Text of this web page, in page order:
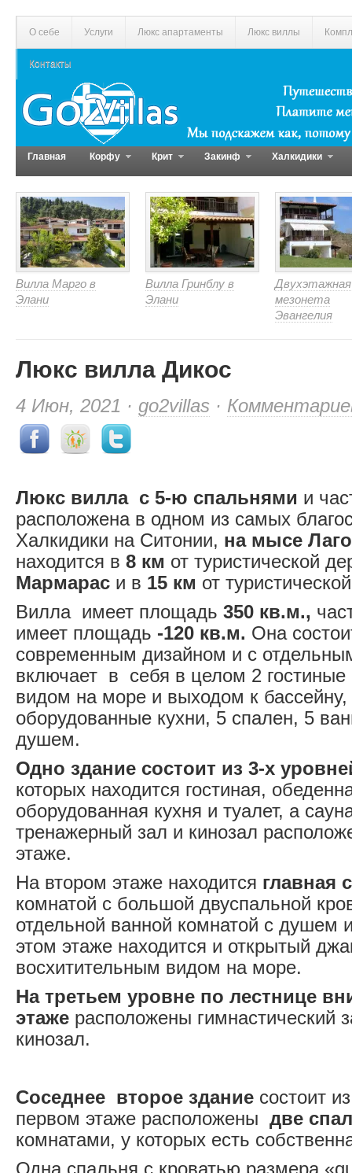
О себе Услуги Люкс апартаменты Люкс виллы
Контакты
Главная Корфу Крит Закинф Халкидики
Вилла Марго в
Элани
Вилла Гринблу в
Элани
Двухэтажная
мезонета
Эвангелия
Люкс вилла Дикос
4 Июн, 2021 · go2villas ·
Люкс вилла с 5-ю спальнями и
расположена в одном из самых
Халкидики на Ситонии, на мысе
находится в 8 км от туристической
Мармарас и в 15 км от
Вилла имеет площадь 350 кв.м.,
имеет площадь -120 кв.м. Она
современным дизайном и с
включает в себя в целом 2
видом на море и выходом к
оборудованные кухни, 5 спален, 5
душем.
Одно здание состоит из 3-х
которых находится гостиная,
оборудованная кухня и туалет, а
тренажерный зал и кинозал
этаже.
На втором этаже находится главная
комнатой с большой двуспальной
отдельной ванной комнатой с душем
этом этаже находится и открытый
восхитительным видом на море.
На третьем уровне по лестнице
этаже расположены гимнастический
кинозал.
Соседнее второе здание состоит
первом этаже расположены две
комнатами, у которых есть
Одна спальня с кроватью размера